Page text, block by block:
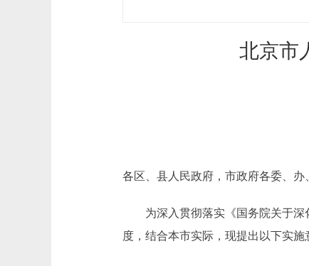
北京市
各区、县人民政府，市政府各委、办
为深入贯彻落实《国务院关于深化
度，结合本市实际，现提出以下实施